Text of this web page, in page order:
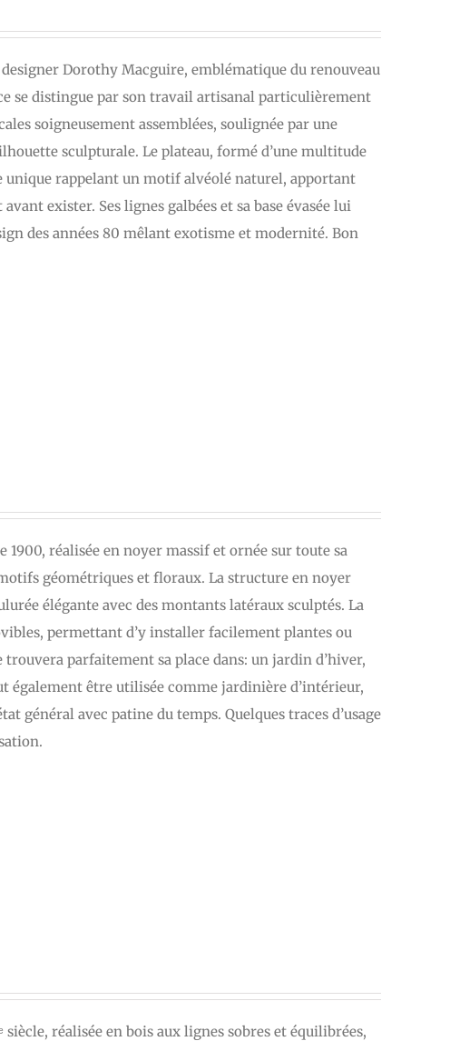
Dorothy Macguire, emblématique du renouveau
se distingue par son travail artisanal particulièrement
soigneusement assemblées, soulignée par une
sculpturale. Le plateau, formé d’une multitude
unique rappelant un motif alvéolé naturel, apportant
exister. Ses lignes galbées et sa base évasée lui
des années 80 mêlant exotisme et modernité. Bon
réalisée en noyer massif et ornée sur toute sa
géométriques et floraux. La structure en noyer
élégante avec des montants latéraux sculptés. La
permettant d’y installer facilement plantes ou
parfaitement sa place dans: un jardin d’hiver,
également être utilisée comme jardinière d’intérieur,
général avec patine du temps. Quelques traces d’usage
réalisée en bois aux lignes sobres et équilibrées,